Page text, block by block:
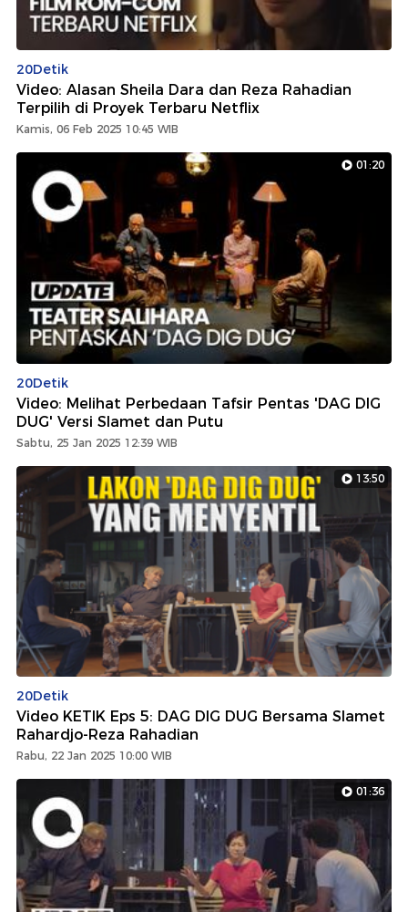
20Detik
Video: Alasan Sheila Dara dan Reza Rahadian
Terpilih di Proyek Terbaru Netflix
Kamis, 06 Feb 2025 10:45 WIB
01:20
20Detik
Video: Melihat Perbedaan Tafsir Pentas 'DAG DIG
DUG' Versi Slamet dan Putu
Sabtu, 25 Jan 2025 12:39 WIB
13:50
20Detik
Video KETIK Eps 5: DAG DIG DUG Bersama Slamet
Rahardjo-Reza Rahadian
Rabu, 22 Jan 2025 10:00 WIB
01:36